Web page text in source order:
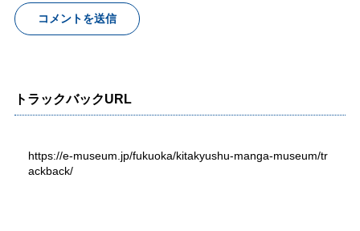
トラックバックURL
https://e-museum.jp/fukuoka/kitakyushu-manga-museum/tr
ackback/